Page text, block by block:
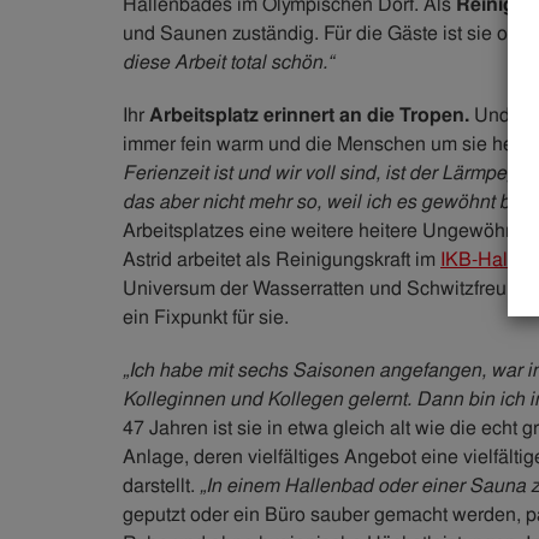
und Saunen zuständig. Für die Gäste ist sie oft
diese Arbeit total schön.“
IhrArbeitsplatz erinnert an die Tropen. Und
immer fein warm und die Menschen um sie
Ferienzeit ist und wir voll sind, ist der
das aber nicht mehr so, weil ich es gewöhnt bin“
Arbeitsplatzes eine weitere heitere
Astrid arbeitet als Reinigungskraft im IKB-
Universum der Wasserratten und
ein Fixpunkt für sie.
„Ich habe mit sechs Saisonen angefangen,
Kolleginnen und Kollegen gelernt. Dann bin ich
47 Jahren ist sie in etwa gleich alt wie die echt
Anlage, deren vielfältiges Angebot eine
darstellt. „In einem Hallenbad oder einer Sauna
geputzt oder ein Büro sauber gemacht werden,